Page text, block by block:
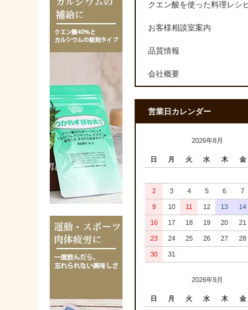
クエン酸を使った料理レシ
お客様相談室案内
品質情報
会社概要
営業日カレンダー
2026年8月
日 月 火 水 木 金
2 3 4 5 6 7
9 10 11 12 13 14
16 17 18 19 20 21
23 24 25 26 27 28
30 31
2026年9月
日 月 火 水 木 金